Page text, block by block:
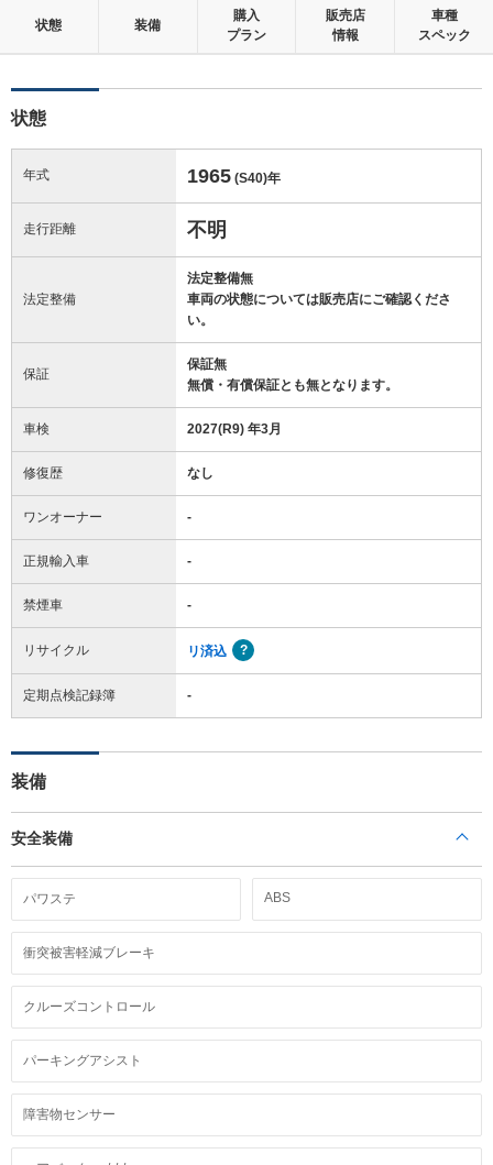
状態 装備
購入
プラン
販売店
情報
車種
スペック
状態
年式 1965 (S40)年
走行距離 不明
法定整備
法定整備無
車両の状態については販売店にご確認くださ
い。
保証
保証無
無償・有償保証とも無となります。
車検 2027(R9) 年3月
修復歴 なし
ワンオーナー -
正規輸入車 -
禁煙車 -
リサイクル リ済込
定期点検記録簿 -
装備
安全装備
パワステ ABS
衝突被害軽減ブレーキ
クルーズコントロール
パーキングアシスト
障害物センサー